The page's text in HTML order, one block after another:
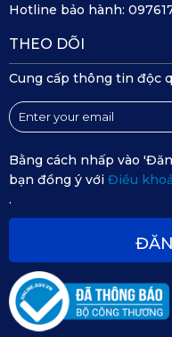
Tích hợp nhiều tính
Với những tính năng và
Hotline bảo hành:
THEO DÕI
Cung cấp thông tin độc
Bằng cách nhấp vào
bạn đồng ý với Điều
.